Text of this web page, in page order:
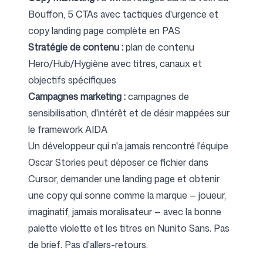
Bouffon, 5 CTAs avec tactiques d'urgence et
copy landing page complète en PAS
Stratégie de contenu :plan de contenu
Hero/Hub/Hygiène avec titres, canaux et
objectifs spécifiques
Campagnes marketing :campagnes de
sensibilisation, d'intérêt et de désir mappées sur
le framework AIDA
Un développeur qui n'a jamais rencontré l'équipe
Oscar Stories peut déposer ce fichier dans
Cursor, demander une landing page et obtenir
une copy qui sonne comme la marque — joueur,
imaginatif, jamais moralisateur — avec la bonne
palette violette et les titres en Nunito Sans. Pas
de brief. Pas d'allers-retours.